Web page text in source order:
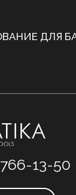
ДЛЯ
13-50